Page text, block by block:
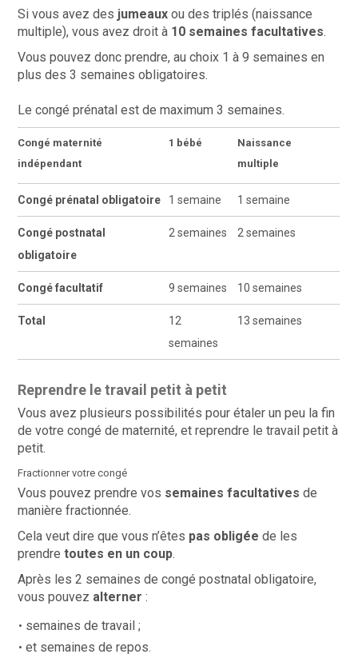
Si vous avez des jumeaux ou des triplés (naissance
multiple), vous avez droit à 10 semaines facultatives.
Vous pouvez donc prendre, au choix 1 à 9 semaines en
plus des 3 semaines obligatoires.
Le congé prénatal est de maximum 3 semaines.
Congé maternité
indépendant
1 bébé
Naissance
multiple
Congé prénatal obligatoire 1 semaine 1 semaine
Congé postnatal
obligatoire
2 semaines 2 semaines
Congé facultatif 9 semaines 10 semaines
Total
12
semaines
13 semaines
Reprendre le travail petit à petit
Vous avez plusieurs possibilités pour étaler un peu la fin
de votre congé de maternité, et reprendre le travail petit à
petit.
Fractionner votre congé
Vous pouvez prendre vos semaines facultatives de
manière fractionnée.
Cela veut dire que vous n’êtes pas obligéede les
prendretoutes en un coup.
Après les 2 semaines de congé postnatal obligatoire,
vous pouvez alterner :
semaines de travail ;
et semaines de repos.